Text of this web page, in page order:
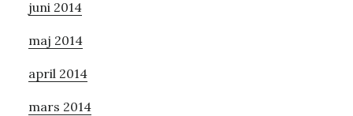
juni 2014
maj 2014
april 2014
mars 2014